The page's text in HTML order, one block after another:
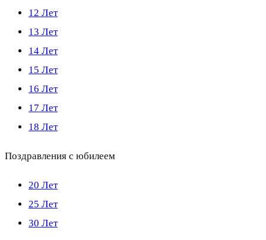
12 Лет
13 Лет
14 Лет
15 Лет
16 Лет
17 Лет
18 Лет
Поздравления с юбилеем
20 Лет
25 Лет
30 Лет